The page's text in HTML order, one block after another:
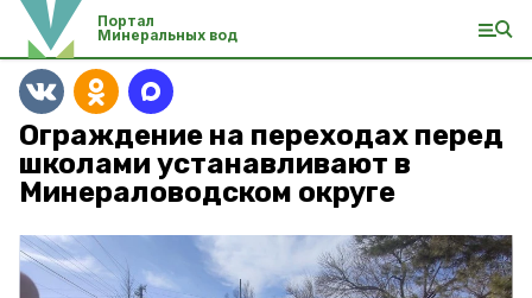
Портал
Минеральных вод
Ограждение на переходах перед
школами устанавливают в
Минераловодском округе